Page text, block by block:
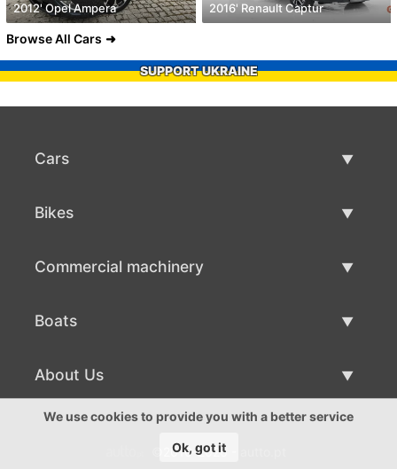
2012' Opel Ampera 2016' Renault Captur
Browse All Cars
SUPPORT UKRAINE
Cars
Bikes
Commercial machinery
Boats
Boat Sale
About Us
About Us
©2016-2026 - autto.pt
We use cookies to provide you with a better service
Ok, got it